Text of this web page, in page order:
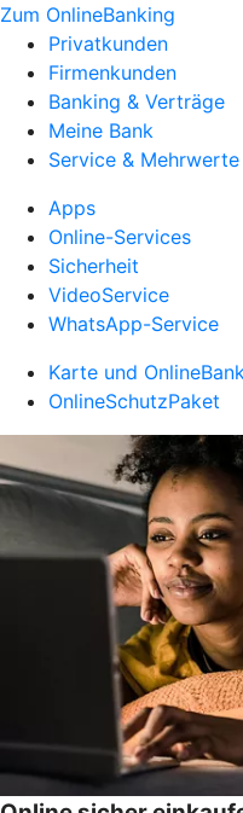
Zum OnlineBanking
Privatkunden
Firmenkunden
Banking & Verträge
Meine Bank
Service & Mehrwerte
Apps
Online-Services
Sicherheit
VideoService
WhatsApp-Service
Karte und
OnlineSchutzPaket